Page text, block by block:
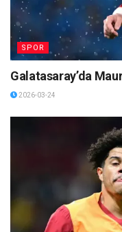
SPOR
Galatasaray’da
2026-03-24